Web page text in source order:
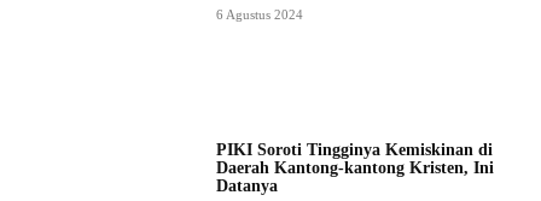
6 Agustus 2024
PIKI Soroti Tingginya Kemiskinan di
Daerah Kantong-kantong Kristen, Ini
Datanya